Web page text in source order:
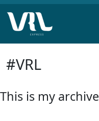
para
#VRL
This is my archive